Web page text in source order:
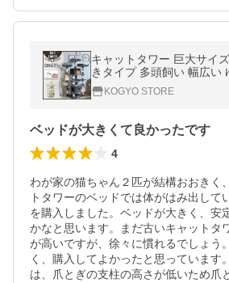
キャットタワー 巨大サイ
きタイプ 多頭飼い 幅広い
ク 爪とぎ 麻紐 豪華 頑丈 安
KOGYO STORE
ベッドが大きくて良かったです
4
わが家の猫ちゃん２匹が結構おおきく
トタワーのベッドでは体がはみ出して
を購入しました。ベッドが大きく、安
かなと思います。まだ古いキャットタ
が高いですが、徐々に慣れるでしょう
く、購入してよかったと思っています
は、爪とぎの支柱の高さが低いため爪